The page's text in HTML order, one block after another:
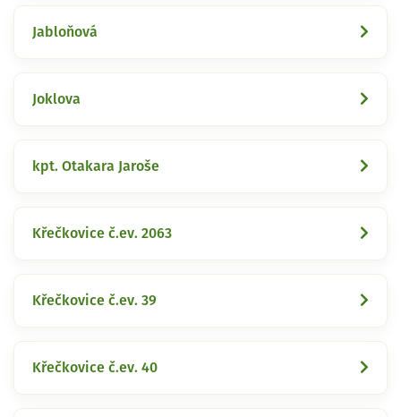
Jabloňová
Joklova
kpt. Otakara Jaroše
Křečkovice č.ev. 2063
Křečkovice č.ev. 39
Křečkovice č.ev. 40